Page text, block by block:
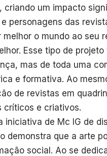
criando um impacto
personagens das
melhor o mundo ao seu
Esse tipo de
mas de toda uma
e formativa. Ao
de revistas em
críticos e criativos.
iniciativa de Mc IG de
demonstra que a arte
social. Ao se